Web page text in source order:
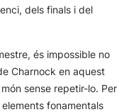
dels finals i del
és impossible no
Charnock en aquest
sense repetir-lo. Per
fonamentals